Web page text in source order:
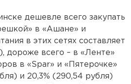
дешевле всего закупать
в «Ашане» и
в этих сетях составляет
дороже всего – в «Ленте»
в «Spar» и «Пятерочке»
и 20,3% (290,54 рубля)